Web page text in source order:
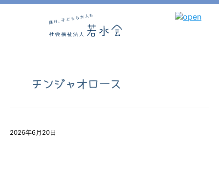
チンジャオロース
2026年6月20日